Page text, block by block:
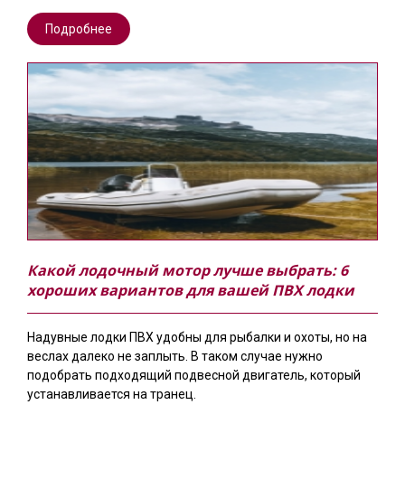
Подробнее
Какой лодочный мотор лучше выбрать: 6
хороших вариантов для вашей ПВХ лодки
Надувные лодки ПВХ удобны для рыбалки и охоты, но на
веслах далеко не заплыть. В таком случае нужно
подобрать подходящий подвесной двигатель, который
устанавливается на транец.